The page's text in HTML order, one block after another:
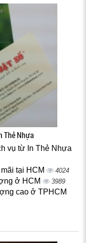
Thẻ Nhựa
vụ từ In Thẻ Nhựa
tại HCM 4024
ở HCM 3989
cao ở TPHCM